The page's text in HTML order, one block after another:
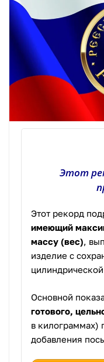
Этот
Этот рекорд
имеющий
массу (вес),
изделие с
Основной
готового,
в килограммах)
добавления